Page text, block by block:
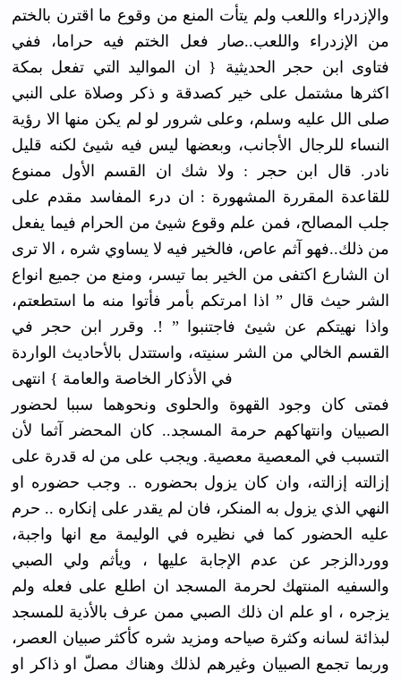
والإزدراء واللعب ولم يتأت المنع من وقوع ما اقترن بالختم
من الإزدراء واللعب..صار فعل الختم فيه حراما، ففي
فتاوى ابن حجر الحديثية { ان المواليد التي تفعل بمكة
اكثرها مشتمل على خير كصدقة و ذكر وصلاة على النبي
صلى الل عليه وسلم، وعلى شرور لو لم يكن منها الا رؤية
النساء للرجال الأجانب، وبعضها ليس فيه شيئ لكنه قليل
نادر. قال ابن حجر : ولا شك ان القسم الأول ممنوع
للقاعدة المقررة المشهورة : ان درء المفاسد مقدم على
جلب المصالح، فمن علم وقوع شيئ من الحرام فيما يفعل
من ذلك..فهو آثم عاص، فالخير فيه لا يساوي شره ، الا ترى
ان الشارع اكتفى من الخير بما تيسر، ومنع من جميع انواع
الشر حيث قال ” اذا امرتكم بأمر فأتوا منه ما استطعتم،
واذا نهيتكم عن شيئ فاجتنبوا ” !. وقرر ابن حجر في
القسم الخالي من الشر سنيته، واستتدل بالأحاديث الواردة
في الأذكار الخاصة والعامة } انتهى
فمتى كان وجود القهوة والحلوى ونحوهما سببا لحضور
الصبيان وانتهاكهم حرمة المسجد.. كان المحضر آثما لأن
التسبب في المعصية معصية. ويجب على من له قدرة على
إزالته إزالته، وان كان يزول بحضوره .. وجب حضوره او
النهي الذي يزول به المنكر، فان لم يقدر على إنكاره .. حرم
عليه الحضور كما في نظيره في الوليمة مع انها واجبة،
ووردالزجر عن عدم الإجابة عليها ، ويأثم ولي الصبي
والسفيه المنتهك لحرمة المسجد ان اطلع على فعله ولم
يزجره ، او علم ان ذلك الصبي ممن عرف بالأذية للمسجد
لبذائة لسانه وكثرة صياحه ومزيد شره كأكثر صبيان العصر،
وربما تجمع الصبيان وغيرهم لذلك وهناك مصلّ او ذاكر او